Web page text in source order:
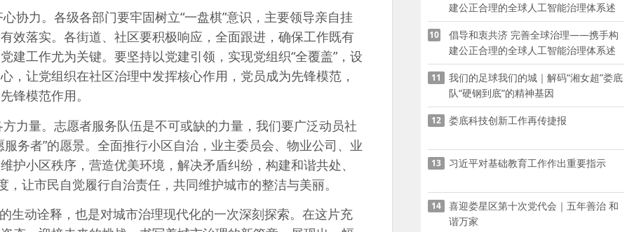
力。各级各部门要牢固树立“一盘棋”意识，主要领导亲自挂
效落实。各街道、社区要积极响应，全面跟进，确保工作既有
建工作尤为关键。要坚持以党建引领，实现党组织“全覆盖”，设
，让党组织在社区治理中发挥核心作用，党员成为先锋模范，
锋模范作用。
量。志愿者服务队伍是不可或缺的力量，我们要广泛动员社
务者”的愿景。全面推行小区自治，业主委员会、物业公司、业
护小区秩序，营造优美环境，解决矛盾纠纷，构建和谐共处、
让市民自觉履行自治责任，共同维护城市的整洁与美丽。
动诠释，也是对城市治理现代化的一次深刻探索。在这片充
建公正合理的全球人工智能治理体系述
评之三
10
倡导和衷共济 完善全球治理——携手构
建公正合理的全球人工智能治理体系述
评之四
11
我们的足球我们的城｜解码“湘女超”娄底
队“硬钢到底”的精神基因
12 娄底科技创新工作再传捷报
13 习近平对基础教育工作作出重要指示
14
喜迎娄星区第十次党代会｜五年善治 和
谐万家